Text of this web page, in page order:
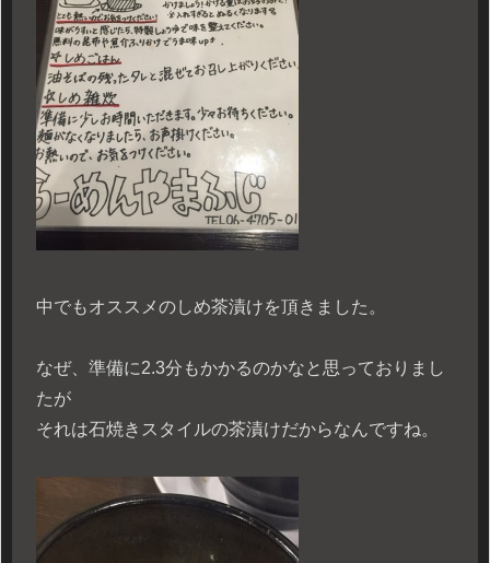
中でもオススメのしめ茶漬けを頂きました。
なぜ、準備に2.3分もかかるのかなと思っておりまし
たが
それは石焼きスタイルの茶漬けだからなんですね。